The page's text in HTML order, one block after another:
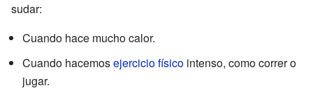
sudar:
Cuando hace mucho calor.
Cuando hacemosejercicio físico intenso, como correr o
jugar.